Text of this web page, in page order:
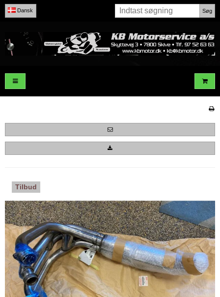
Dansk Søg
Tilbud